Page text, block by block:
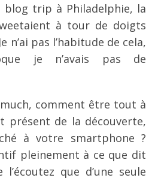
blog trip à Philadelphie, la
à tour de doigts
n’ai pas l’habitude de cela,
je n’avais pas de
comment être tout à
présent de la découverte,
à votre smartphone ?
pleinement à ce que dit
que d’une seule